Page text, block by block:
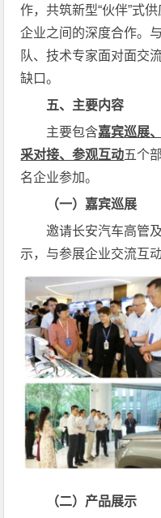
作，共筑新型“伙伴”式
企业之间的深度合作。
队、技术专家面对面交
缺口。
五、主要内容
主要包含嘉宾巡展
采对接、参观互动五个
名企业参加。
（一）嘉宾巡展
邀请长安汽车高管
示，与参展企业交流互动
（二）产品展示